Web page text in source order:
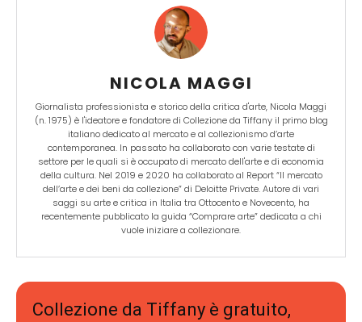
NICOLA MAGGI
Giornalista professionista e storico della critica d'arte, Nicola Maggi
(n. 1975) è l'ideatore e fondatore di Collezione da Tiffany il primo blog
italiano dedicato al mercato e al collezionismo d’arte
contemporanea. In passato ha collaborato con varie testate di
settore per le quali si è occupato di mercato dell'arte e di economia
della cultura. Nel 2019 e 2020 ha collaborato al Report “Il mercato
dell’arte e dei beni da collezione” di Deloitte Private. Autore di vari
saggi su arte e critica in Italia tra Ottocento e Novecento, ha
recentemente pubblicato la guida “Comprare arte” dedicata a chi
vuole iniziare a collezionare.
Collezione da Tiffany è gratuito,